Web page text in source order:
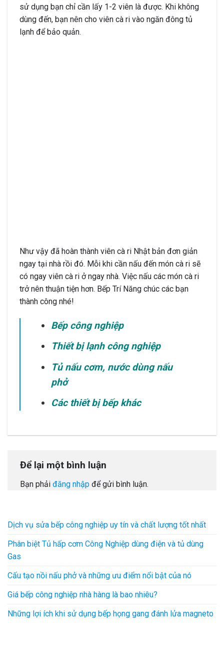
sử dụng bạn chỉ cần lấy 1-2 viên là được. Khi không
dùng đến, bạn nên cho viên cà ri vào ngăn đông tủ
lạnh để bảo quản.
Như vậy đã hoàn thành viên cà ri Nhật bản đơn giản
ngay tại nhà rồi đó. Mỗi khi cần nấu đến món cà ri sẽ
có ngay viên cà ri ở ngay nhà. Việc nấu các món cà ri
trở nên thuận tiện hơn. Bếp Trí Năng chúc các bạn
thành công nhé!
Bếp công nghiệp
Thiết bị lạnh công nghiệp
Tủ nấu cơm, nước dùng nấu
phở
Các thiết bị bếp khác
Để lại một bình luận
Bạn phải đăng nhập để gửi bình luận.
Dịch vụ sửa bếp công nghiệp uy tín và chất lượng tốt nhất
Phân biệt Tủ hấp cơm Công Nghiệp dùng điện và tủ dùng
Gas
Cấu tạo nồi nấu phở và những ưu điểm nổi bật của nó
Giá bếp công nghiệp nhà hàng là bao nhiêu?
Những lợi ích khi sử dụng bếp họng gang đánh lửa magneto